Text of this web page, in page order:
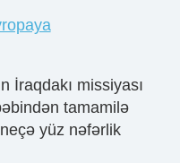
İraqdakı missiyası
tamamilə
yüz nəfərlik